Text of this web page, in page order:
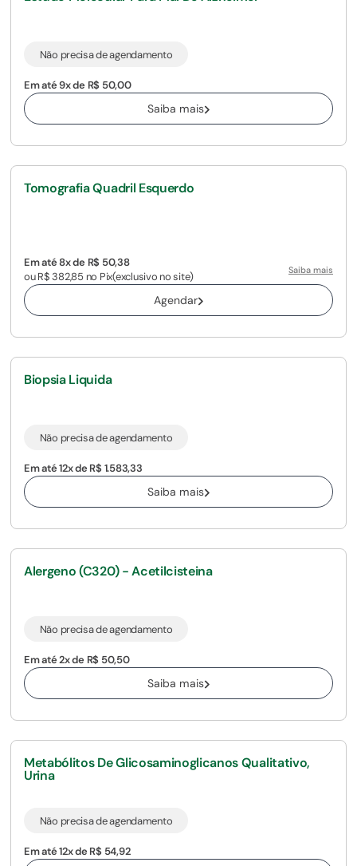
Não precisa de agendamento
Em até 9x de R$ 50,00
Saiba mais
Tomografia Quadril Esquerdo
Em até 8x de R$ 50,38
ou R$ 382,85 no Pix(exclusivo no site) Saiba mais
Agendar
Biopsia Liquida
Não precisa de agendamento
Em até 12x de R$ 1.583,33
Saiba mais
Alergeno (C320) - Acetilcisteina
Não precisa de agendamento
Em até 2x de R$ 50,50
Saiba mais
Metabólitos De Glicosaminoglicanos Qualitativo,
Urina
Não precisa de agendamento
Em até 12x de R$ 54,92